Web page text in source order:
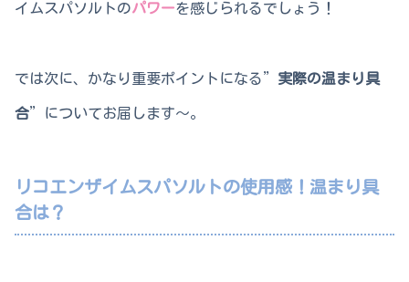
イムスパソルトのパワーを感じられるでしょう！
では次に、かなり重要ポイントになる” 実際の温まり具
合”についてお届します～。
リコエンザイムスパソルトの使用感！温まり具
合は？